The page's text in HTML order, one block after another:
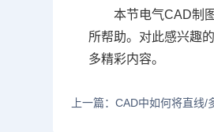
本节电气CAD制
所帮助。对此感兴趣
多精彩内容。
上一篇：CAD中如何将直线/